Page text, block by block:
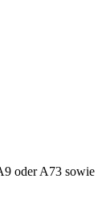
oder A73 sowie